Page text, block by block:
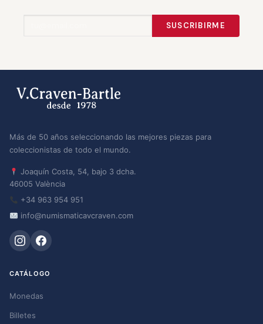
SUSCRIBIRME
Más de 50 años seleccionando las mejores piezas para
coleccionistas de todo el mundo.
Joaquín Costa, 54, bajo 3 dcha.
46005 València
+34 963 954 951
info@numismaticavcraven.com
CATÁLOGO
Monedas
Billetes